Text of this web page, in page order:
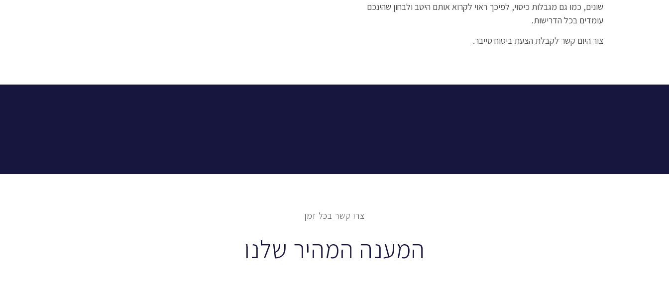
שונים, כמו גם מגבלות כיסוי, לפיכך ראוי לקרוא אותם היטב ולבחון שהינכם
עומדים בכל הדרישות.
צור היום קשר לקבלת הצעת ביטוח סייבר.
צרו קשר בכל זמן
המענה המהיר שלנו